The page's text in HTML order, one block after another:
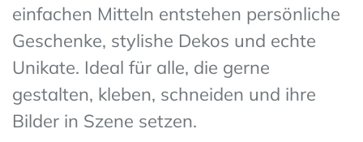
einfachen Mitteln entstehen persönliche
Geschenke, stylishe Dekos und echte
Unikate. Ideal für alle, die gerne
gestalten, kleben, schneiden und ihre
Bilder in Szene setzen.